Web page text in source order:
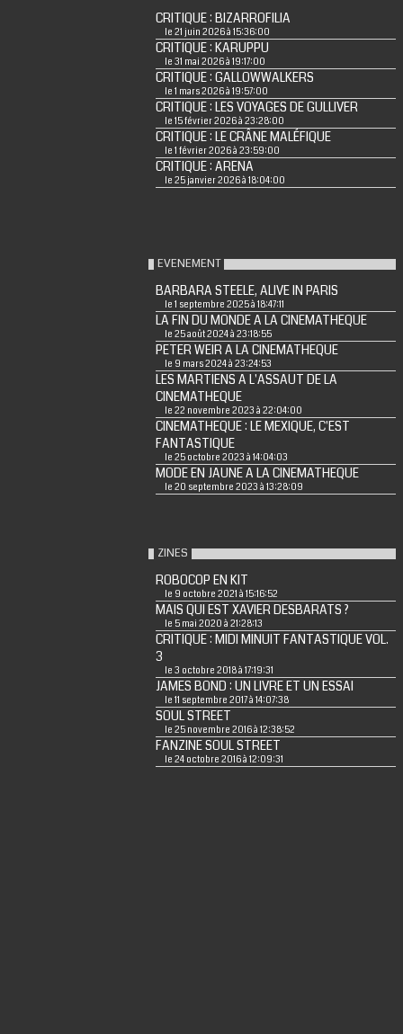
CRITIQUE : BIZARROFILIA
le 21 juin 2026 à 15:36:00
CRITIQUE : KARUPPU
le 31 mai 2026 à 19:17:00
CRITIQUE : GALLOWWALKERS
le 1 mars 2026 à 19:57:00
CRITIQUE : LES VOYAGES DE GULLIVER
le 15 février 2026 à 23:28:00
CRITIQUE : LE CRÂNE MALÉFIQUE
le 1 février 2026 à 23:59:00
CRITIQUE : ARENA
le 25 janvier 2026 à 18:04:00
EVENEMENT
BARBARA STEELE, ALIVE IN PARIS
le 1 septembre 2025 à 18:47:11
LA FIN DU MONDE A LA CINEMATHEQUE
le 25 août 2024 à 23:18:55
PETER WEIR A LA CINEMATHEQUE
le 9 mars 2024 à 23:24:53
LES MARTIENS A L'ASSAUT DE LA
CINEMATHEQUE
le 22 novembre 2023 à 22:04:00
CINEMATHEQUE : LE MEXIQUE, C'EST
FANTASTIQUE
le 25 octobre 2023 à 14:04:03
MODE EN JAUNE A LA CINEMATHEQUE
le 20 septembre 2023 à 13:28:09
ZINES
ROBOCOP EN KIT
le 9 octobre 2021 à 15:16:52
MAIS QUI EST XAVIER DESBARATS ?
le 5 mai 2020 à 21:28:13
CRITIQUE : MIDI MINUIT FANTASTIQUE VOL.
3
le 3 octobre 2018 à 17:19:31
JAMES BOND : UN LIVRE ET UN ESSAI
le 11 septembre 2017 à 14:07:38
SOUL STREET
le 25 novembre 2016 à 12:38:52
FANZINE SOUL STREET
le 24 octobre 2016 à 12:09:31